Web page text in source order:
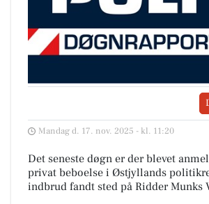
Mandag d. 17. nov. 2025 - kl. 11:20
Det seneste døgn er der blevet
privat beboelse i Østjyllands
indbrud fandt sted på Ridder Munks